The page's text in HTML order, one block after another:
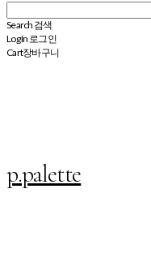
Search 검색
Log In 로그인
Cart장바구니
p.palette